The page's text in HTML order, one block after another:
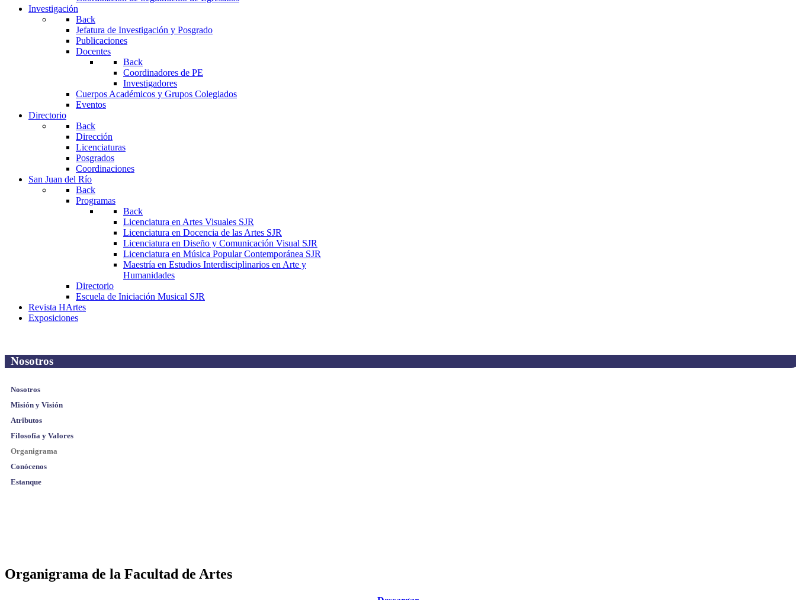
Investigación
Back
Jefatura de Investigación y Posgrado
Publicaciones
Docentes
Back
Coordinadores de PE
Investigadores
Cuerpos Académicos y Grupos Colegiados
Eventos
Directorio
Back
Dirección
Licenciaturas
Posgrados
Coordinaciones
San Juan del Río
Back
Programas
Back
Licenciatura en Artes Visuales SJR
Licenciatura en Docencia de las Artes SJR
Licenciatura en Diseño y Comunicación Visual SJR
Licenciatura en Música Popular Contemporánea SJR
Maestría en Estudios Interdisciplinarios en Arte y
Humanidades
Directorio
Escuela de Iniciación Musical SJR
Revista HArtes
Exposiciones
Nosotros
Nosotros
Misión y Visión
Atributos
Filosofía y Valores
Organigrama
Conócenos
Estanque
Organigrama de la Facultad de Artes